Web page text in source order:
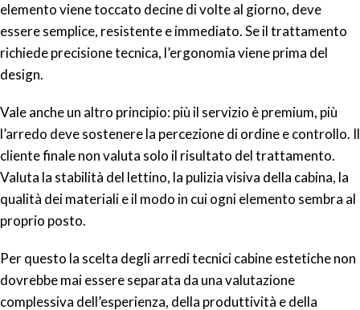
elemento viene toccato decine di volte al giorno, deve
essere semplice, resistente e immediato. Se il trattamento
richiede precisione tecnica, l’ergonomia viene prima del
design.
Vale anche un altro principio: più il servizio è premium, più
l’arredo deve sostenere la percezione di ordine e controllo. Il
cliente finale non valuta solo il risultato del trattamento.
Valuta la stabilità del lettino, la pulizia visiva della cabina, la
qualità dei materiali e il modo in cui ogni elemento sembra al
proprio posto.
Per questo la scelta degli arredi tecnici cabine estetiche non
dovrebbe mai essere separata da una valutazione
complessiva dell’esperienza, della produttività e della